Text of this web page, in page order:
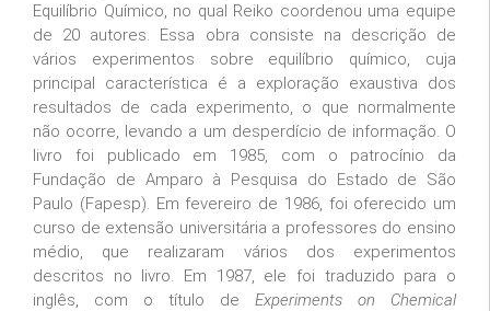
Equilíbrio Químico, no qual Reiko coordenou uma equipe
de 20 autores. Essa obra consiste na descrição de
vários experimentos sobre equilíbrio químico, cuja
principal característica é a exploração exaustiva dos
resultados de cada experimento, o que normalmente
não ocorre, levando a um desperdício de informação. O
livro foi publicado em 1985, com o patrocínio da
Fundação de Amparo à Pesquisa do Estado de São
Paulo (Fapesp). Em fevereiro de 1986, foi oferecido um
curso de extensão universitária a professores do ensino
médio, que realizaram vários dos experimentos
descritos no livro. Em 1987, ele foi traduzido para o
inglês, com o título de Experiments on Chemical